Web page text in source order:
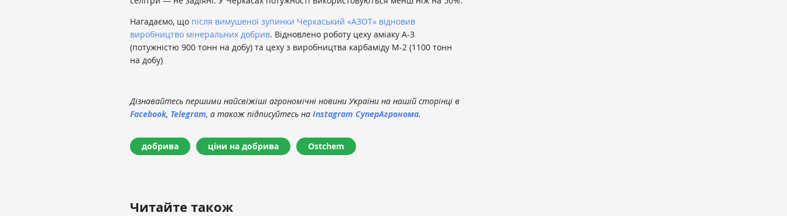
Нагадаємо, що після вимушеної зупинки Черкаський «АЗОТ» відновив
виробництво мінеральних добрив. Відновлено роботу цеху аміаку А-3
(потужністю 900 тонн на добу) та цеху з виробництва карбаміду М-2 (1100 тонн
на добу)
Дізнавайтесь першими найсвіжіші агрономічні новини України на нашій сторінці в
Facebook, Telegram, а також підписуйтесь на Instagram СуперАгронома.
добрива ціни на добрива Ostchem
Читайте також